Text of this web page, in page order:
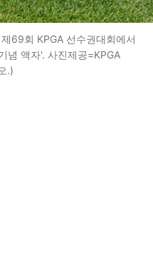
69회 KPGA 선수권대회에서
념 액자'. 사진제공=KPGA
.)